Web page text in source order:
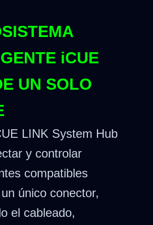
iCUE
UN SOLO
LINK System Hub
y controlar
compatibles
único conector,
el cableado,